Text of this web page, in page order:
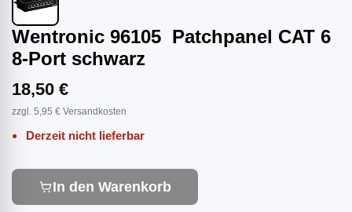
Wentronic 96105 Patchpanel CAT 6
8-Port schwarz
18,50 €
zzgl. 5,95 € Versandkosten
Derzeit nicht lieferbar
In den Warenkorb